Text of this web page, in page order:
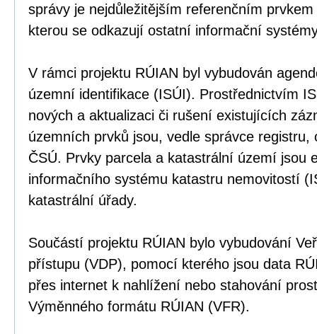
správy je nejdůležitějším referenčním
kterou se odkazují ostatní informační
V rámci projektu RÚIAN byl vybudován
územní identifikace (ISÚI). Prostřednictvím
nových a aktualizaci či rušení existujících
územních prvků jsou, vedle správce registru,
ČSÚ. Prvky parcela a katastrální území jsou
informačního systému katastru nemovitostí
katastrální úřady.
Součástí projektu RÚIAN bylo vybudování
přístupu (VDP), pomocí kterého jsou data
přes internet k nahlížení nebo stahování
Výměnného formátu RÚIAN (VFR).